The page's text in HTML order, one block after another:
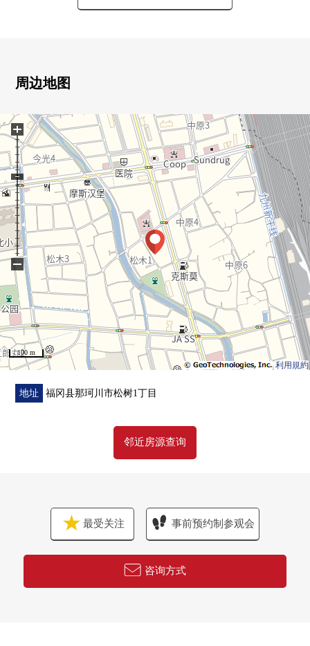
・安全也在有防盗门的公寓放心
・在北，西，东的3方向房间明亮地有开放感觉的房间
・从外面的门口以及厨房，洗脸室，也能进出阳台
▼设备
・阳台有贮藏室
・有全居室收纳
・柜台厨房
▼翻新内容(2018年2月实施)
・厨房，整体卫浴，盥洗台交换
・地板面对
翻新内容(2026年1月实施)
・厕所更换
・全室地板张替
■在找想要的家方面给予帮助的━━━━━・・・
房源的详细、需讨论是如有意向，请跟我们联系。
周边地图
利用規約
100 m
+
−
地址 福冈县那珂川市松树1丁目
邻近房源查询
最受关注 事前预约制参观会
咨询方式